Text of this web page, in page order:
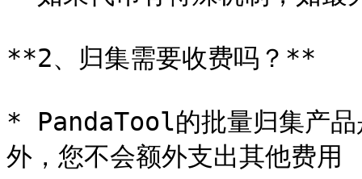
**2、归集需要收费吗？**
* PandaTool的批量归集产
外，您不会额外支出其他费用